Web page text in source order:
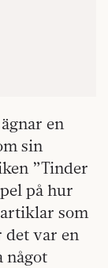
en
sin
”Tinder
på hur
som
det var en
något